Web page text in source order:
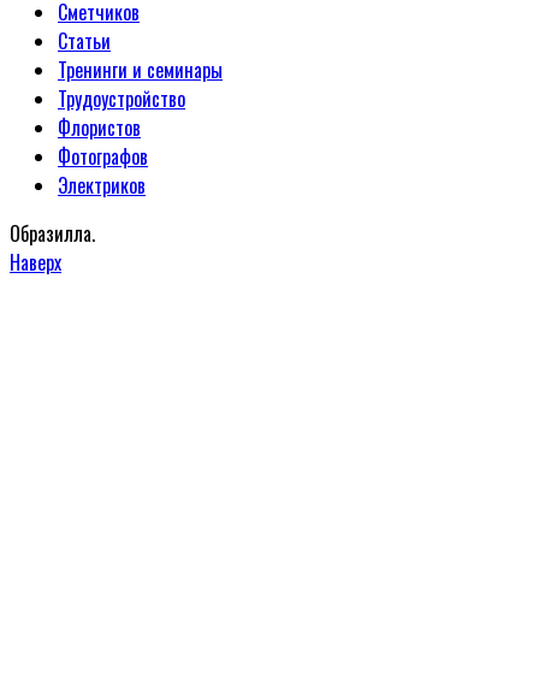
Сметчиков
Статьи
Тренинги и семинары
Трудоустройство
Флористов
Фотографов
Электриков
Образилла.
Наверх